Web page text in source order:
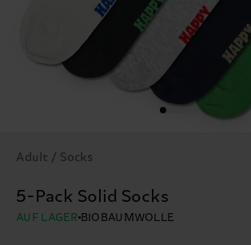
Adult / Socks
5-Pack Solid Socks
AUF LAGER BIOBAUMWOLLE